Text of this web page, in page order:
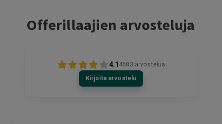
Offerillaajien arvosteluja
4.1 4683 arvostelua
Kirjoita arvostelu